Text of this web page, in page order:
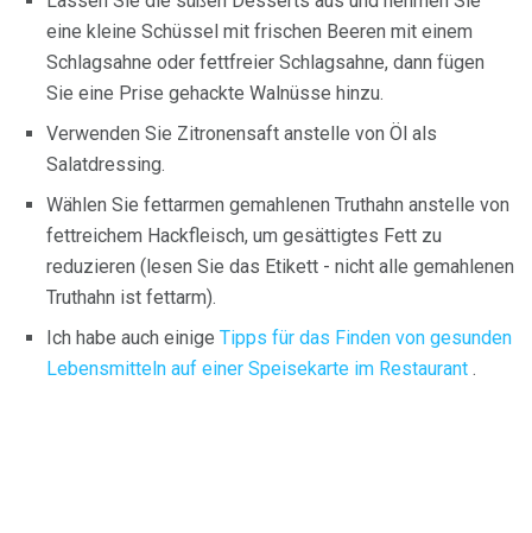
eine kleine Schüssel mit frischen Beeren mit einem
Schlagsahne oder fettfreier Schlagsahne, dann fügen
Sie eine Prise gehackte Walnüsse hinzu.
Verwenden Sie Zitronensaft anstelle von Öl als
Salatdressing.
Wählen Sie fettarmen gemahlenen Truthahn anstelle von
fettreichem Hackfleisch, um gesättigtes Fett zu
reduzieren (lesen Sie das Etikett - nicht alle gemahlenen
Truthahn ist fettarm).
Ich habe auch einige Tipps für das Finden von gesunden
Lebensmitteln auf einer Speisekarte im Restaurant .